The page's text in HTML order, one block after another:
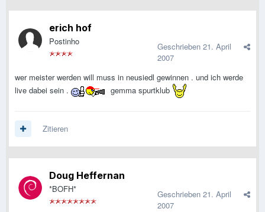
erich hof
Postinho Geschrieben 21. April
2007
wer meister werden will muss in neusiedl gewinnen . und ich werde
live dabei sein .
gemma spurtklub
Zitieren
Doug Heffernan
*BOFH* Geschrieben 21. April
2007